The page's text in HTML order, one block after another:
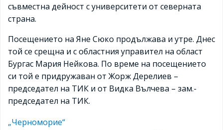
съвместна дейност с университети от северната
страна.
Посещението на Яне Сюко продължава и утре. Днес
той се срещна и с областния управител на област
Бургас Мария Нейкова. По време на посещението
си той е придружаван от Жорж Дерелиев –
председател на ТИК и от Видка Вълчева – зам.-
председател на ТИК.
„Черноморие“